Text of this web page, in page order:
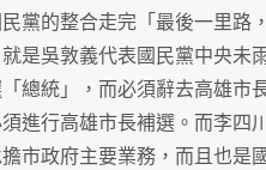
黨的整合走完「最後一里路
是吳敦義代表國民黨中央未
總統」，而必須辭去高雄市
進行高雄市長補選。而李四
市政府主要業務，而且也是